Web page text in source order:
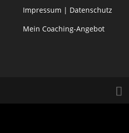
Impressum | Datenschutz
Mein Coaching-Angebot